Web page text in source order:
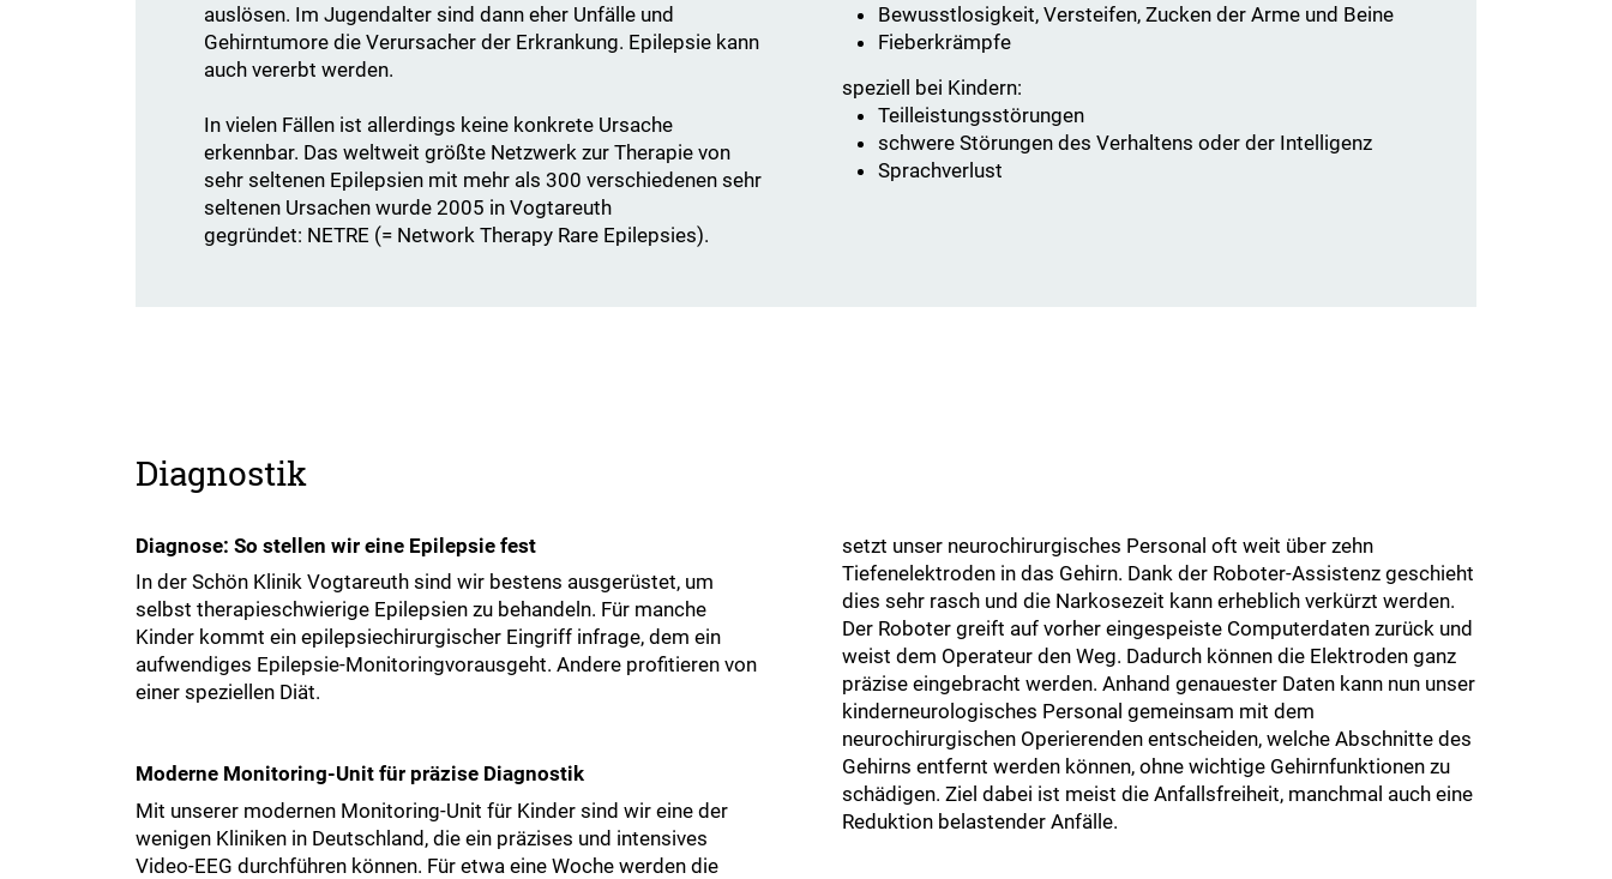
auslösen. Im Jugendalter sind dann eher Unfälle und
Gehirntumore die Verursacher der Erkrankung. Epilepsie kann
auch vererbt werden.
In vielen Fällen ist allerdings keine konkrete Ursache
erkennbar. Das weltweit größte Netzwerk zur Therapie von
sehr seltenen Epilepsien mit mehr als 300 verschiedenen sehr
seltenen Ursachen wurde 2005 in Vogtareuth
gegründet: NETRE (= Network Therapy Rare Epilepsies).
Bewusstlosigkeit, Versteifen, Zucken der Arme und Beine
Fieberkrämpfe
speziell bei Kindern:
Teilleistungsstörungen
schwere Störungen des Verhaltens oder der Intelligenz
Sprachverlust
Diagnostik
Diagnose: So stellen wir eine Epilepsie fest
In der Schön Klinik Vogtareuth sind wir bestens ausgerüstet, um
selbst therapieschwierige Epilepsien zu behandeln. Für manche
Kinder kommt ein epilepsiechirurgischer Eingriff infrage, dem ein
aufwendiges Epilepsie-Monitoringvorausgeht. Andere profitieren von
einer speziellen Diät.
Moderne Monitoring-Unit für präzise Diagnostik
Mit unserer modernen Monitoring-Unit für Kinder sind wir eine der
wenigen Kliniken in Deutschland, die ein präzises und intensives
Video-EEG durchführen können. Für etwa eine Woche werden die
setzt unser neurochirurgisches Personal oft weit über zehn
Tiefenelektroden in das Gehirn. Dank der Roboter-Assistenz geschieht
dies sehr rasch und die Narkosezeit kann erheblich verkürzt werden.
Der Roboter greift auf vorher eingespeiste Computerdaten zurück und
weist dem Operateur den Weg. Dadurch können die Elektroden ganz
präzise eingebracht werden. Anhand genauester Daten kann nun unser
kinderneurologisches Personal gemeinsam mit dem
neurochirurgischen Operierenden entscheiden, welche Abschnitte des
Gehirns entfernt werden können, ohne wichtige Gehirnfunktionen zu
schädigen. Ziel dabei ist meist die Anfallsfreiheit, manchmal auch eine
Reduktion belastender Anfälle.